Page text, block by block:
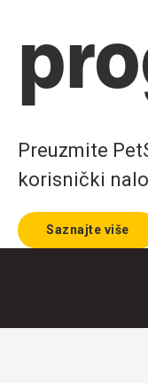
Preuzmite
korisnički
Saznajte više